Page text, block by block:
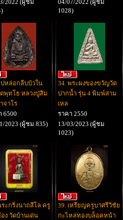
2022 (ผู้ชม
04/07/2022 (ผู้ชม
1028)
ปหล่อกลีบบัวใน
พุทโธ หลวงปู่สิม
จาโร
6500
2023 (ผู้ชม 835)
34. พระผงของขวัญวัด
ปากน้ำ รุ่น 4 พิมพ์สาม
เหล
ราคา 2550
13/03/2023 (ผู้ชม
1023)
ระกริ่งนาถสีโล ครู
อง วัดบ้านเด่น
39. เหรียญครูบาศรีวิชัย
กะไหล่ทองบล็อคหน้า